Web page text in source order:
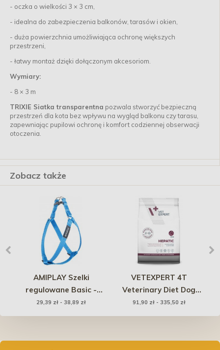
- oczka o wielkości 3 × 3 cm,
- idealna do zabezpieczenia balkonów, tarasów i okien,
- duża powierzchnia umożliwiająca ochronę większych
przestrzeni,
- łatwy montaż dzięki dołączonym akcesoriom.
Wymiary:
- 8 × 3 m
TRIXIE Siatka transparentna pozwala stworzyć bezpieczną
przestrzeń dla kota bez wpływu na wygląd balkonu czy tarasu,
zapewniając pupilowi ochronę i komfort codziennej obserwacji
otoczenia.
Zobacz także
AMIPLAY Szelki
regulowane Basic -
Niebieskie
29,39 zł - 38,89 zł
VETEXPERT 4T
Veterinary Diet Dog
Hepatic
91,90 zł - 335,50 zł